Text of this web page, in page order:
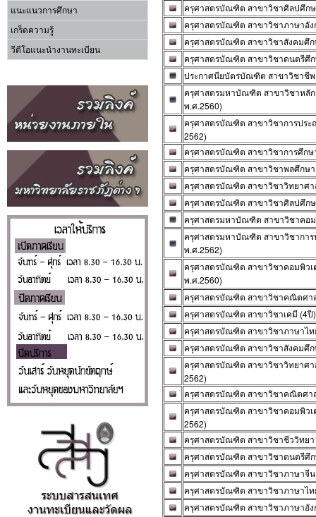
แนะแนวการศึกษา
เกร็ดความรู้
วีดีโอแนะนำงานทะเบียน
ครุศาสตรบัณฑิต สาขาวิชาศิลปศึก
ครุศาสตรบัณฑิต สาขาวิชาภาษาอัง
ครุศาสตรบัณฑิต สาขาวิชาสังคมศึก
ครุศาสตรบัณฑิต สาขาวิชาดนตรีศึก
ประกาศนียบัตรบัณฑิต สาขาวิชาชีพ
ครุศาสตรมหาบัณฑิต สาขาวิชาหลัก
พ.ศ.2560)
ครุศาสตรบัณฑิต สาขาวิชาการประ
2562)
ครุศาสตรบัณฑิต สาขาวิชาการศึกษ
ครุศาสตรบัณฑิต สาขาวิชาพลศึกษา
ครุศาสตรบัณฑิต สาขาวิชาวิทยาศา
ครุศาสตรบัณฑิต สาขาวิชาศิลปศึก
ครุศาสตรมหาบัณฑิต สาขาวิชาคอม
ครุศาสตรมหาบัณฑิต สาขาวิชาการ
พ.ศ.2562)
ครุศาสตรบัณฑิต สาขาวิชาคอมพิวเ
พ.ศ.2560)
ครุศาสตรบัณฑิต สาขาวิชาคณิตศา
ครุศาสตรบัณฑิต สาขาวิชาเคมี (4ปี
ครุศาสตรบัณฑิต สาขาวิชาภาษาไท
ครุศาสตรบัณฑิต สาขาวิชาสังคมศึก
ครุศาสตรบัณฑิต สาขาวิชาวิทยาศา
2562)
ครุศาสตรบัณฑิต สาขาวิชาคณิตศา
ครุศาสตรบัณฑิต สาขาวิชาคอมพิวเ
2562)
ครุศาสตรบัณฑิต สาขาวิชาชีววิทยา
ครุศาสตรบัณฑิต สาขาวิชาดนตรีศึก
ครุศาสตรบัณฑิต สาขาวิชาภาษาจีน
ครุศาสตรบัณฑิต สาขาวิชาภาษาไท
ครุศาสตรบัณฑิต สาขาวิชาภาษาอัง